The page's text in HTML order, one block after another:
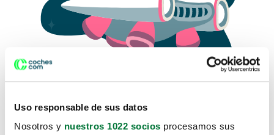
Uso responsable de sus datos
Nosotros y nuestros 1022 socios procesamos sus